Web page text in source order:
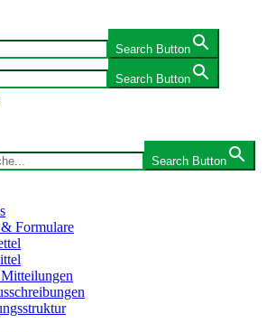
Search Button
Search Button
Search Button
Formulare